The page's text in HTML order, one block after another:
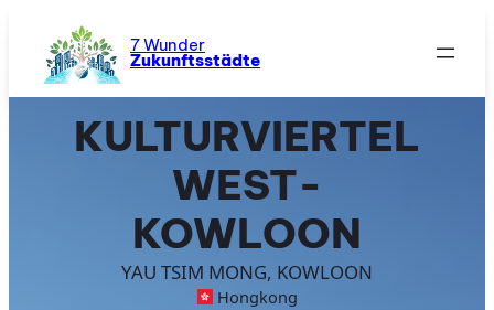
Inhalt
springen
7 Wunder
Zukunftsstädte
KULTURVIERTEL
WEST-
KOWLOON
YAU TSIM MONG, KOWLOON
Hongkong